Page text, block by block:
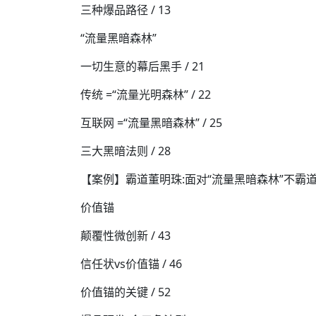
三种爆品路径 / 13
“流量黑暗森林”
一切生意的幕后黑手 / 21
传统 =“流量光明森林” / 22
互联网 =“流量黑暗森林” / 25
三大黑暗法则 / 28
【案例】霸道董明珠:面对“流量黑暗森林”不霸
价值锚
颠覆性微创新 / 43
信任状vs价值锚 / 46
价值锚的关键 / 52